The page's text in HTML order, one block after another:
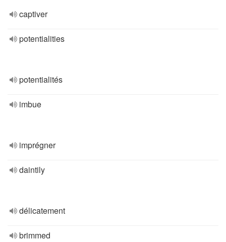
captiver
potentialities
potentialités
imbue
imprégner
daintily
délicatement
brimmed